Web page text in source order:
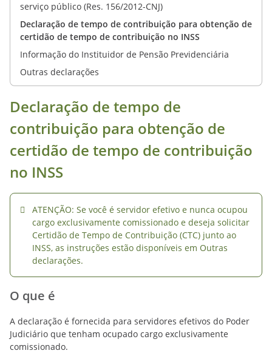
serviço público (Res. 156/2012-CNJ)
Declaração de tempo de contribuição para obtenção de
certidão de tempo de contribuição no INSS
Informação do Instituidor de Pensão Previdenciária
Outras declarações
Declaração de tempo de
contribuição para obtenção de
certidão de tempo de contribuição
no INSS
ATENÇÃO: Se você é servidor efetivo e nunca ocupou
cargo exclusivamente comissionado e deseja solicitar
Certidão de Tempo de Contribuição (CTC) junto ao
INSS, as instruções estão disponíveis em Outras
declarações.
O que é
A declaração é fornecida para servidores efetivos do Poder
Judiciário que tenham ocupado cargo exclusivamente
comissionado.